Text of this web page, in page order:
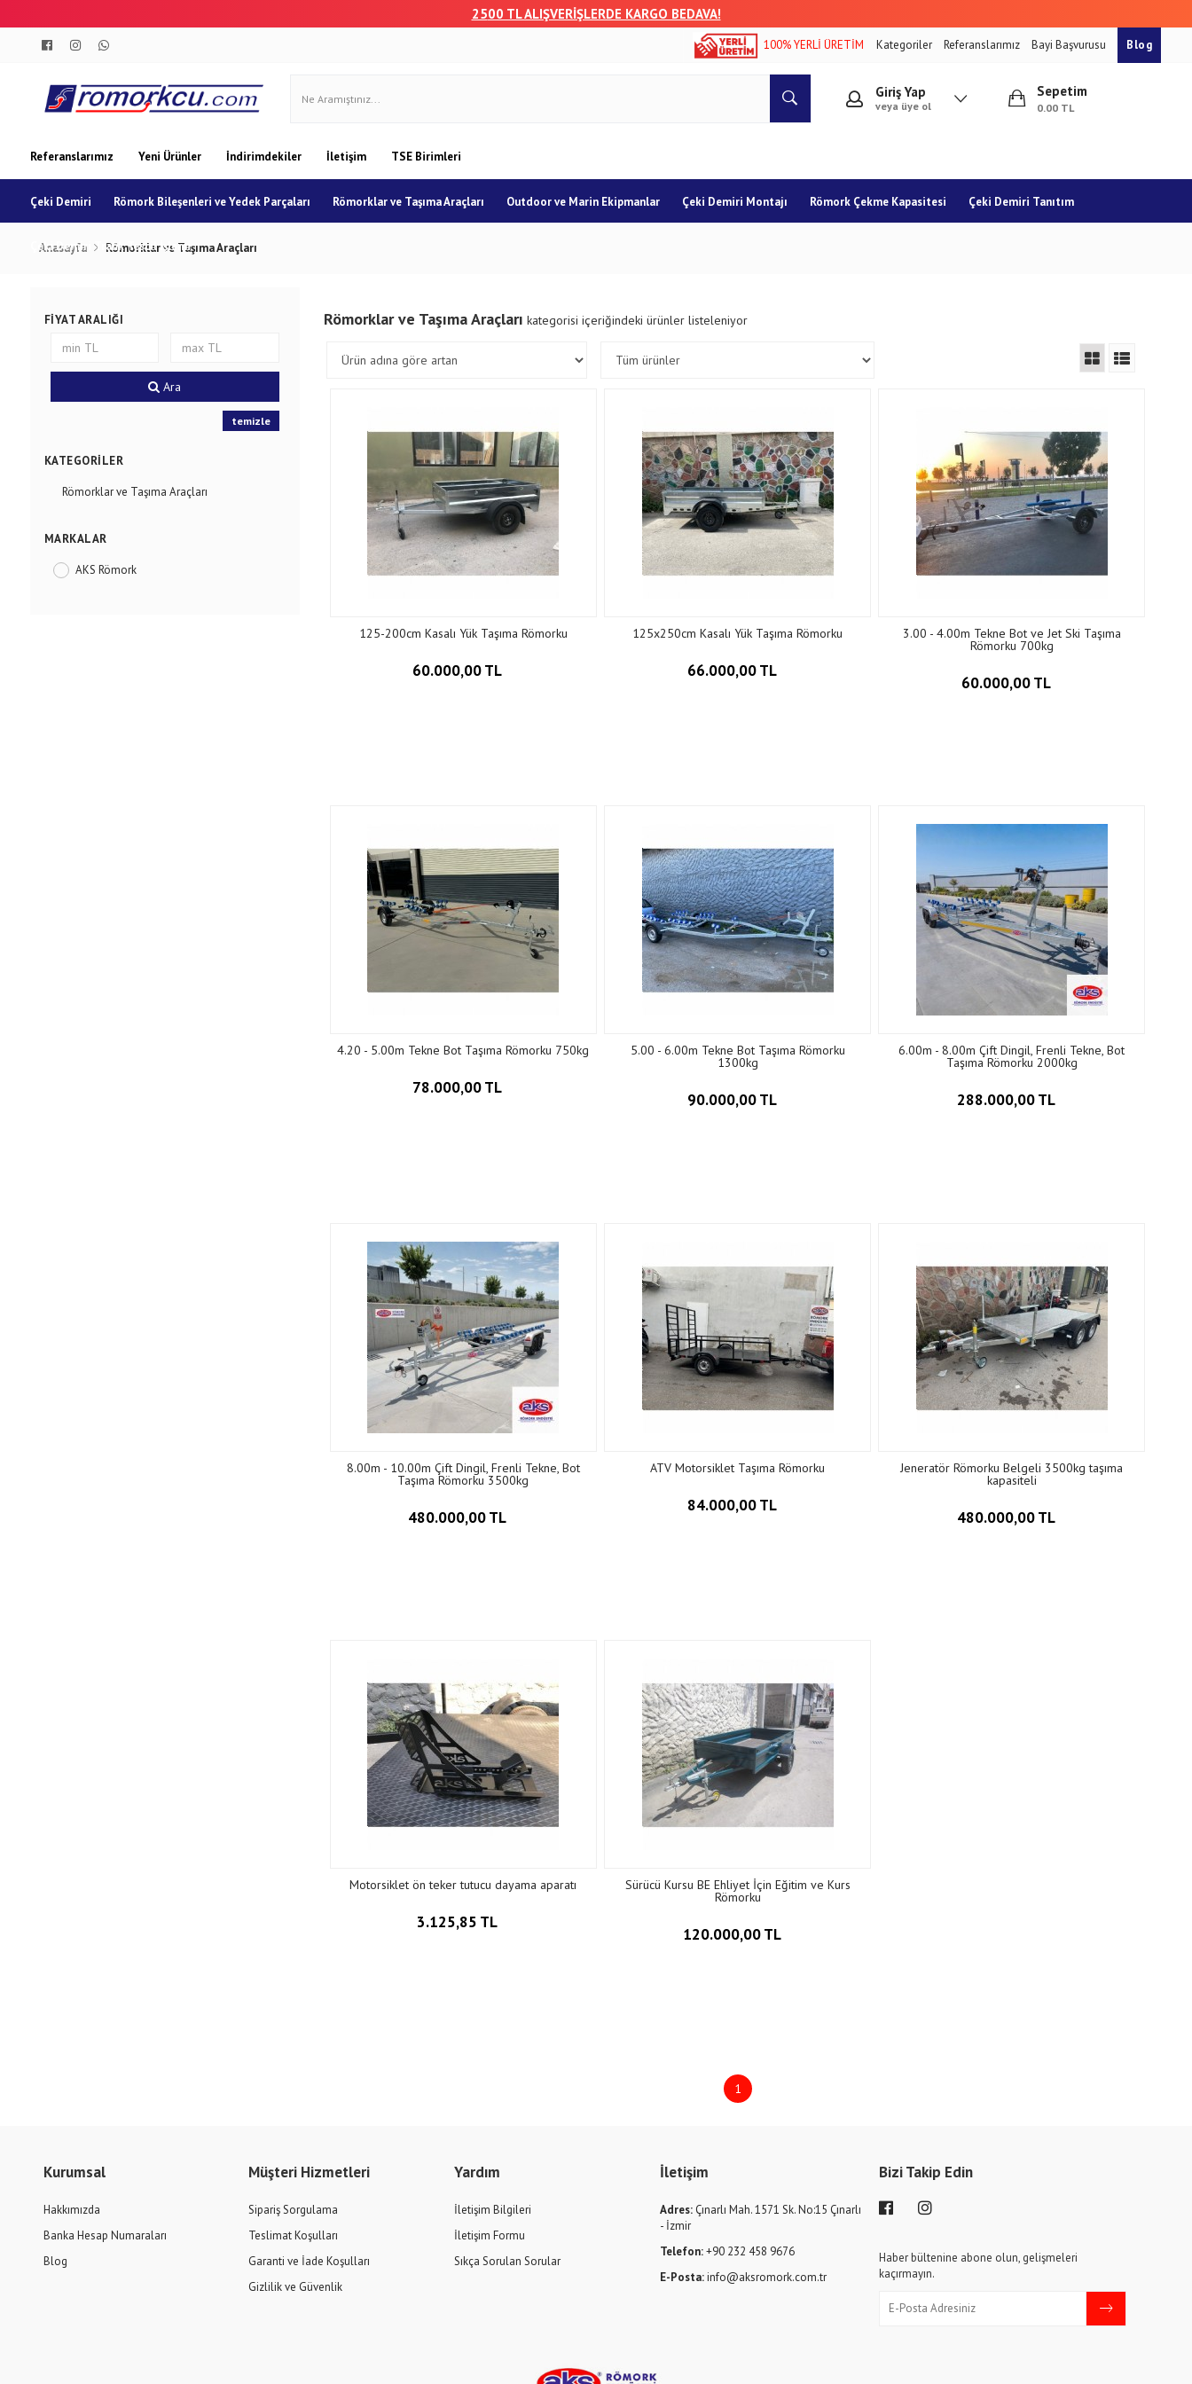
2500 TL ALIŞVERİŞLERDE KARGO BEDAVA!
100% YERLİ ÜRETİM Kategoriler Referanslarımız Bayi Başvurusu Blog
Giriş Yap
veya üye ol
Sepetim
0.00 TL
Referanslarımız Yeni Ürünler İndirimdekiler İletişim TSE Birimleri
Çeki Demiri Römork Bileşenleri ve Yedek Parçaları Römorklar ve Taşıma Araçları Outdoor ve Marin Ekipmanlar Çeki Demiri Montajı Römork Çekme Kapasitesi Çeki Demiri Tanıtım
Çeki Demiri Trafik Tescil İşlemi
Anasayfa Römorklar ve Taşıma Araçları
FIYAT ARALIĞI
Ara
temizle
KATEGORILER
Römorklar ve Taşıma Araçları
MARKALAR
AKS Römork
Römorklar ve Taşıma Araçları kategorisi içeriğindeki ürünler listeleniyor
125-200cm Kasalı Yük Taşıma Römorku
60.000,00 TL
125x250cm Kasalı Yük Taşıma Römorku
66.000,00 TL
3.00 - 4.00m Tekne Bot ve Jet Ski Taşıma
Römorku 700kg
60.000,00 TL
4.20 - 5.00m Tekne Bot Taşıma Römorku 750kg
78.000,00 TL
5.00 - 6.00m Tekne Bot Taşıma Römorku
1300kg
90.000,00 TL
6.00m - 8.00m Çift Dingil, Frenli Tekne, Bot
Taşıma Römorku 2000kg
288.000,00 TL
8.00m - 10.00m Çift Dingil, Frenli Tekne, Bot
Taşıma Römorku 3500kg
480.000,00 TL
ATV Motorsiklet Taşıma Römorku
84.000,00 TL
Jeneratör Römorku Belgeli 3500kg taşıma
kapasiteli
480.000,00 TL
Motorsiklet ön teker tutucu dayama aparatı
3.125,85 TL
Sürücü Kursu BE Ehliyet İçin Eğitim ve Kurs
Römorku
120.000,00 TL
1
Kurumsal
Hakkımızda
Banka Hesap Numaraları
Blog
Müşteri Hizmetleri
Sipariş Sorgulama
Teslimat Koşulları
Garanti ve İade Koşulları
Gizlilik ve Güvenlik
Yardım
İletişim Bilgileri
İletişim Formu
Sıkça Sorulan Sorular
İletişim
Adres: Çınarlı Mah. 1571 Sk. No:15 Çınarlı
- İzmir
Telefon:+90 232 458 9676
E-Posta:info@aksromork.com.tr
Bizi Takip Edin
Haber bültenine abone olun, gelişmeleri
kaçırmayın.